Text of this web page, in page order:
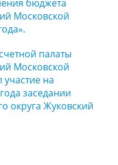
бюджета
Московской
палаты
Московской
на
заседании
округа Жуковский